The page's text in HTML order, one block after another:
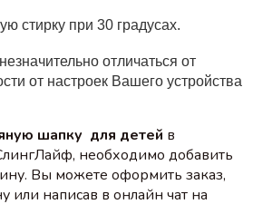
стирку при 30 градусах.
отличаться от
от настроек Вашего устройства
шапку для детей в
необходимо добавить
Вы можете оформить заказ,
или написав в онлайн чат на